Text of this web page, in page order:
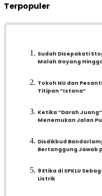
Terpopuler
Sudah Disepakati
Malah Goyang
Tokoh NU dan
Titipan “Istana”
Ketika “Darah
Menemukan Jalan
Disdikbud
Bertanggung Jawab
9 Etika di SPKLU
Listrik